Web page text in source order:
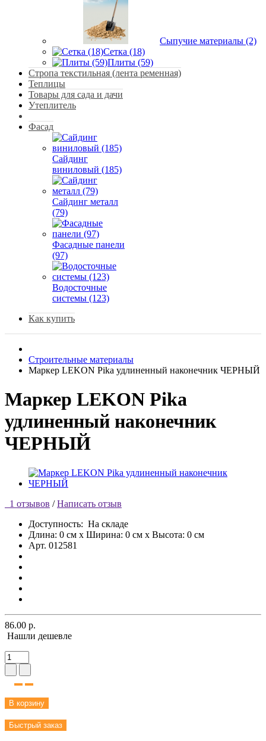
Сыпучие материалы (2)
Сетка (18)
Плиты (59)
Стропа текстильная (лента ременная)
Теплицы
Товары для сада и дачи
Утеплитель
Фасад
Сайдинг
виниловый (185)
Сайдинг металл
(79)
Фасадные панели
(97)
Водосточные
системы (123)
Как купить
Строительные материалы
Маркер LEKON Pika удлиненный наконечник ЧЕРНЫЙ
Маркер LEKON Pika
удлиненный наконечник
ЧЕРНЫЙ
1 отзывов / Написать отзыв
Доступность: На складе
Длина: 0 см x Ширина: 0 см x Высота: 0 см
Арт. 012581
86.00 р.
Нашли дешевле
В корзину
Быстрый заказ